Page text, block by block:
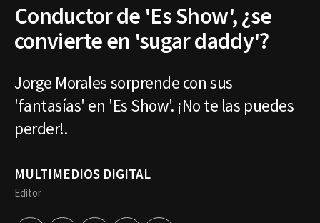
Conductor de 'Es Show', ¿se
convierte en 'sugar daddy'?
Jorge Morales sorprende con sus
'fantasías' en 'Es Show'. ¡No te las puedes
perder!.
MULTIMEDIOS DIGITAL
Editor